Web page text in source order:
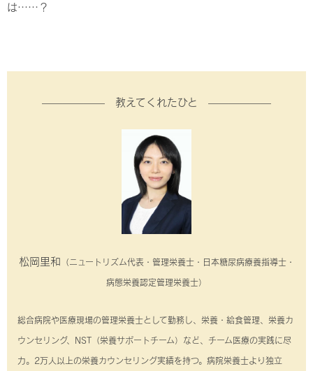
は……？
—————— 教えてくれたひと ——————
松岡里和 （ニュートリズム代表・管理栄養士・日本糖尿病療養指導士・
病態栄養認定管理栄養士）
総合病院や医療現場の管理栄養士として勤務し、栄養・給食管理、栄養カ
ウンセリング、NST（栄養サポートチーム）など、チーム医療の実践に尽
力。2万人以上の栄養カウンセリング実績を持つ。病院栄養士より独立